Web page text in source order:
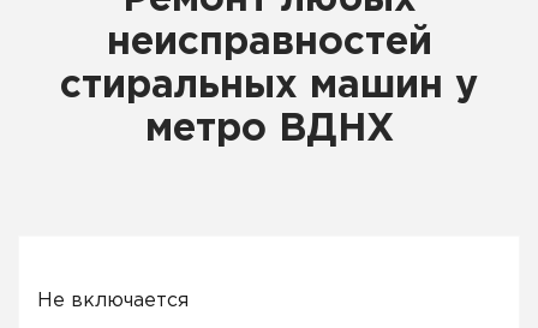
неисправностей
стиральных машин у
метро ВДНХ
Не включается